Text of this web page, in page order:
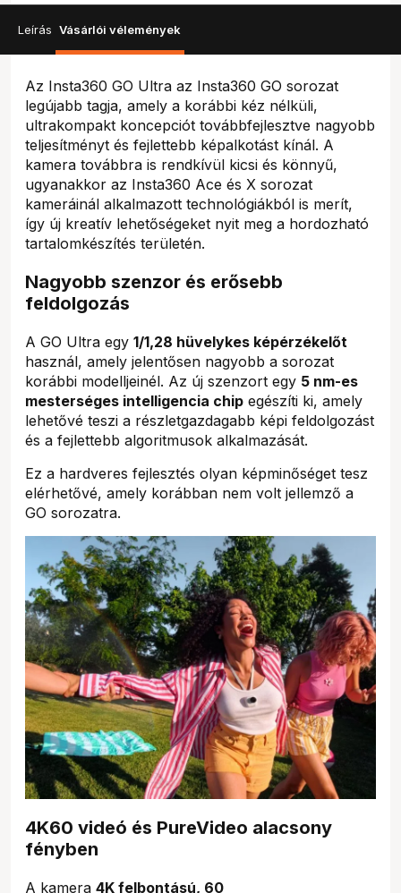
Leírás Vásárlói vélemények
Az Insta360 GO Ultra az Insta360 GO sorozat
legújabb tagja, amely a korábbi kéz nélküli,
ultrakompakt koncepciót továbbfejlesztve nagyobb
teljesítményt és fejlettebb képalkotást kínál. A
kamera továbbra is rendkívül kicsi és könnyű,
ugyanakkor az Insta360 Ace és X sorozat
kameráinál alkalmazott technológiákból is merít,
így új kreatív lehetőségeket nyit meg a hordozható
tartalomkészítés területén.
Nagyobb szenzor és erősebb
feldolgozás
A GO Ultra egy 1/1,28 hüvelykes képérzékelőt
használ, amely jelentősen nagyobb a sorozat
korábbi modelljeinél. Az új szenzort egy 5 nm-es
mesterséges intelligencia chip egészíti ki, amely
lehetővé teszi a részletgazdagabb képi feldolgozást
és a fejlettebb algoritmusok alkalmazását.
Ez a hardveres fejlesztés olyan képminőséget tesz
elérhetővé, amely korábban nem volt jellemző a
GO sorozatra.
4K60 videó és PureVideo alacsony
fényben
A kamera 4K felbontású, 60